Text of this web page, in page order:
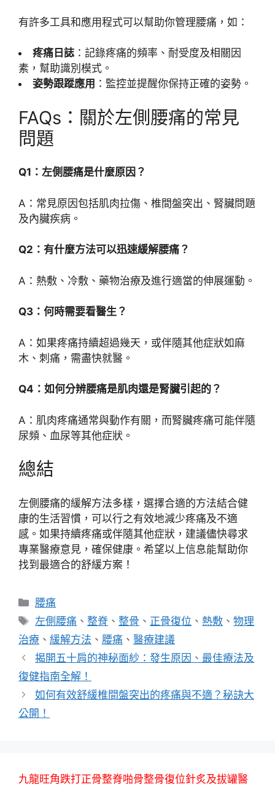
有許多工具和應用程式可以幫助你管理腰痛，如：
疼痛日誌 ：記錄疼痛的頻率、耐受度及相關因
素，幫助識別模式。
姿勢跟蹤應用 ：監控並提醒你保持正確的姿勢。
FAQs：關於左側腰痛的常見
問題
Q1：左側腰痛是什麼原因？
A：常見原因包括肌肉拉傷、椎間盤突出、腎臟問題
及內臟疾病。
Q2：有什麼方法可以迅速緩解腰痛？
A：熱敷、冷敷、藥物治療及進行適當的伸展運動。
Q3：何時需要看醫生？
A：如果疼痛持續超過幾天，或伴隨其他症狀如麻
木、刺痛，需盡快就醫。
Q4：如何分辨腰痛是肌肉還是腎臟引起的？
A：肌肉疼痛通常與動作有關，而腎臟疼痛可能伴隨
尿頻、血尿等其他症狀。
總結
左側腰痛的緩解方法多樣，選擇合適的方法結合健
康的生活習慣，可以行之有效地減少疼痛及不適
感。如果持續疼痛或伴隨其他症狀，建議儘快尋求
專業醫療意見，確保健康。希望以上信息能幫助你
找到最適合的舒緩方案！
分
類
腰痛
標
籤
左側腰痛 、整脊 、整骨 、 正骨復位 、 熱敷 、物理
治療 、 緩解方法 、 腰痛 、 醫療建議
揭開五十肩的神秘面紗：發生原因、最佳療法及
復健指南全解！
如何有效舒緩椎間盤突出的疼痛與不適？秘訣大
公開！
九龍旺角跌打正骨整脊啪骨整骨復位針炙及拔罐醫